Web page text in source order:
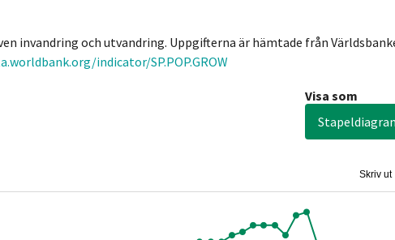
invandring och utvandring. Uppgifterna är hämtade från
indicator/SP.POP.GROW
Visa som
Skriv ut